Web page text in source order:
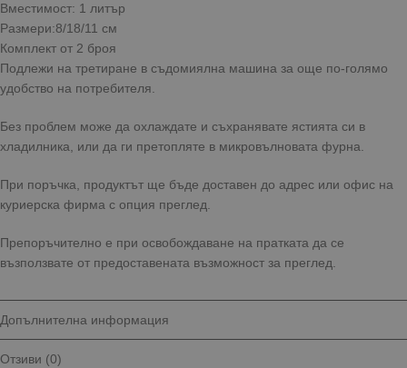
Вместимост: 1 литър
Размери:8/18/11 см
Комплект от 2 броя
Подлежи на третиране в съдомиялна машина за още по-голямо
удобство на потребителя.
Без проблем може да охлаждате и съхранявате ястията си в
хладилника, или да ги претопляте в микровълновата фурна.
При поръчка, продуктът ще бъде доставен до адрес или офис на
куриерска фирма с опция преглед.
Препоръчително е при освобождаване на пратката да се
възползвате от предоставената възможност за преглед.
Допълнителна информация
Отзиви (0)